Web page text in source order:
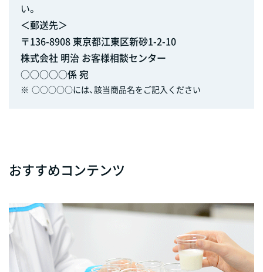
い。
＜郵送先＞
〒136-8908 東京都江東区新砂1-2-10
株式会社 明治 お客様相談センター
○○○○○係 宛
※ ○○○○○には、該当商品名をご記入ください
おすすめコンテンツ